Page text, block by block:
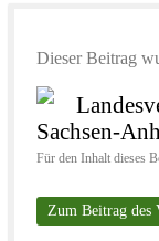
Dieser Beitrag
Sachsen-
Für den Inhalt dieses
Zum Beitrag des